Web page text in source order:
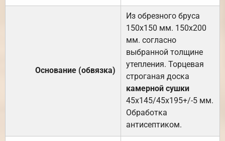
Основание (обвязка)
Из обрезного бруса
150х150 мм. 150х200
мм. согласно
выбранной толщине
утепления. Торцевая
строганая доска
камерной сушки
45х145/45х195+/-5 мм.
Обработка
антисептиком.